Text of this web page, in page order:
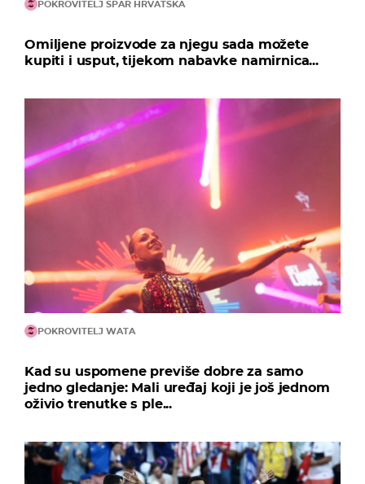
POKROVITELJ SPAR HRVATSKA
Omiljene proizvode za njegu sada možete
kupiti i usput, tijekom nabavke namirnica...
POKROVITELJ WATA
Kad su uspomene previše dobre za samo
jedno gledanje: Mali uređaj koji je još jednom
oživio trenutke s ple...